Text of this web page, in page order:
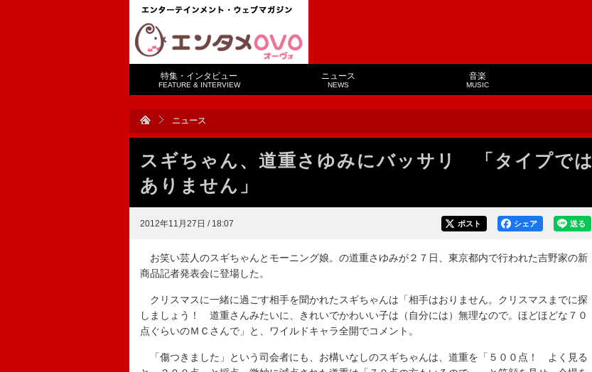
特集・インタビュー
FEATURE & INTERVIEW
ニュース
NEWS
音楽
MUSIC
ニュース
スギちゃん、道重さゆみにバッサリ 「タイプでは
ありません」
2012年11月27日 / 18:07 送る
シェア
ポスト
お笑い芸人のスギちゃんとモーニング娘。の道重さゆみが２７日、東京都内で行われた吉野家の新
商品記者発表会に登場した。
クリスマスに一緒に過ごす相手を聞かれたスギちゃんは「相手はおりません。クリスマスまでに探
しましょう！ 道重さんみたいに、きれいでかわいい子は（自分には）無理なので。ほどほどな７０
点ぐらいのＭＣさんで」と、ワイルドキャラ全開でコメント。
「傷つきました」という司会者にも、お構いなしのスギちゃんは、道重を「５００点！ よく見る